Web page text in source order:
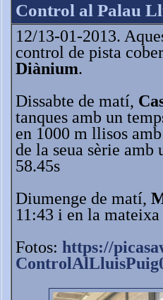
Control al Palau
12/13-01-2013.
control de pista
Diànium.
Dissabte de matí,
tanques amb un
en 1000 m llisos
de la seua sèrie
58.45s
Diumenge de matí,
11:43 i en la
Fotos: https://